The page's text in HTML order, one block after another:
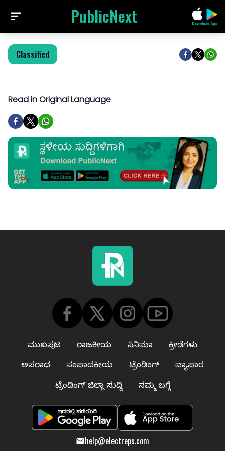
PublicNext
Classified
Read in Original Language
ಮುಖಪುಟ ರಾಜಕೀಯ ಸಿನಿಮಾ
ಕ್ರೀಡೆಗಳು
ಅಪರಾಧ
ಸಂಪಾದಕೀಯ ಟ್ರೆಂಡಿಂಗ್
ವ್ಯಾಪಾರ
ಟ್ರೆಂಡಿಂಗ್ ಜಿಲ್ಲಾ ಸುದ್ದಿ
ನಮ್ಮ ಬಗ್ಗೆ
help@electreps.com